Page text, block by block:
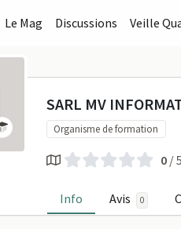
Le Mag Discussions Veille
SARL MV
SARL MV
Organisme de formation
0 / 5
Info Avis 0